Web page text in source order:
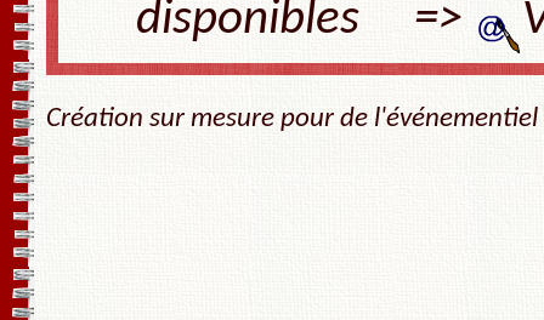
disponibles =>
Création sur mesure pour de l'événementiel